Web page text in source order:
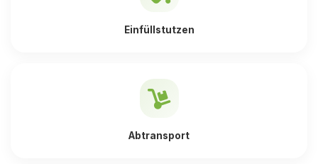
Einfüllstutzen
Abtransport